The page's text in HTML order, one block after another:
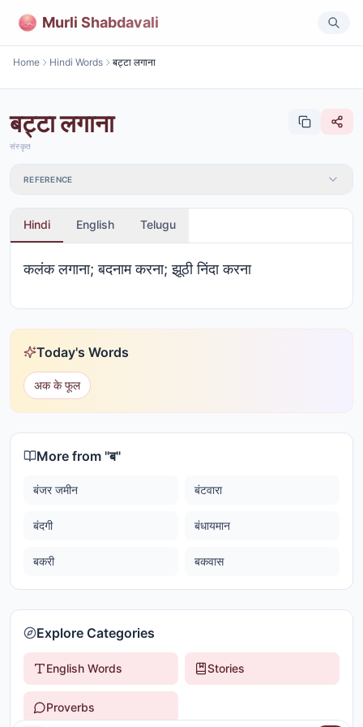
Murli Shabdavali
Home Hindi Words बट्टा लगाना
बट्टा लगाना
संस्कृत
REFERENCE
Hindi English Telugu
कलंक लगाना; बदनाम करना; झूठी निंदा करना
Today's Words
अक के फूल
More from "ब"
बंजर जमीन बंटवारा
बंदगी बंधायमान
बकरी बकवास
Explore Categories
English Words Stories
Proverbs